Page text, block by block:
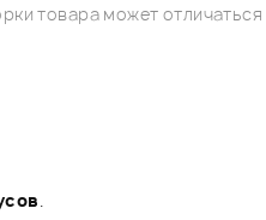
товара может отличаться
.